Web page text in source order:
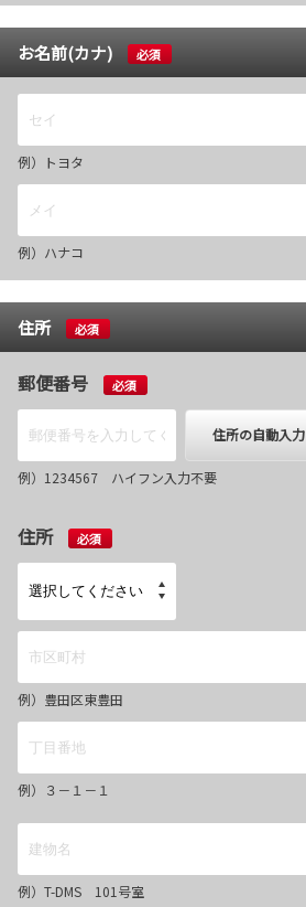
お名前(カナ) 必須
例）トヨタ
例）ハナコ
住所 必須
郵便番号 必須
住所の自動入力
例）1234567 ハイフン入力不要
住所 必須
例）豊田区東豊田
例）３－１－１
例）T-DMS 101号室